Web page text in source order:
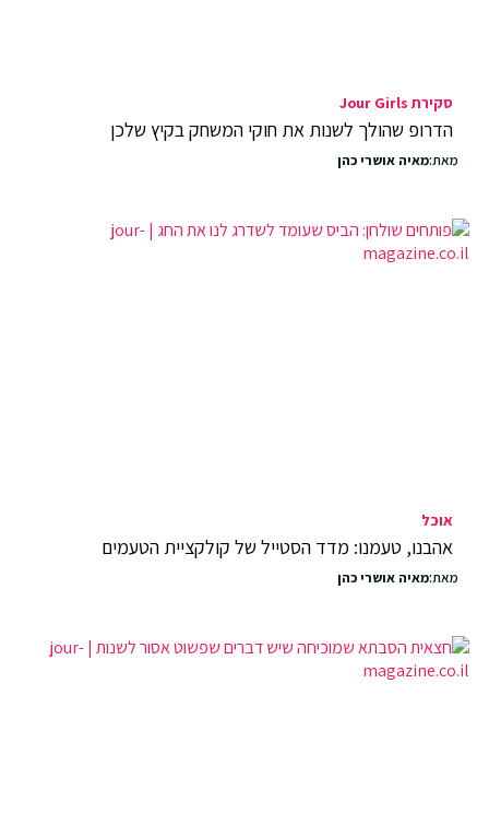
סקירת Jour Girls
הדרופ שהולך לשנות את חוקי המשחק בקיץ שלכן
מאת:מאיה אושרי כהן
אוכל
אהבנו, טעמנו: מדד הסטייל של קולקציית הטעמים
מאת:מאיה אושרי כהן